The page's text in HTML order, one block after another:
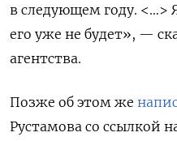
в следующем году. <…>
его уже не будет», —
агентства.
Позже об этом же
Рустамова со ссылкой